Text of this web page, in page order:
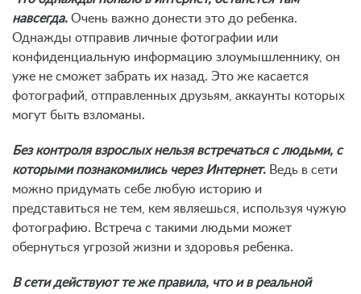
навсегда. Очень важно донести это до ребенка.
Однажды отправив личные фотографии или
конфиденциальную информацию злоумышленнику, он
уже не сможет забрать их назад. Это же касается
фотографий, отправленных друзьям, аккаунты которых
могут быть взломаны.
Без контроля взрослых нельзя встречаться с людьми, с
которыми познакомились через Интернет. Ведь в сети
можно придумать себе любую историю и
представиться не тем, кем являешься, используя чужую
фотографию. Встреча с такими людьми может
обернуться угрозой жизни и здоровья ребенка.
В сети действуют те же правила, что и в реальной